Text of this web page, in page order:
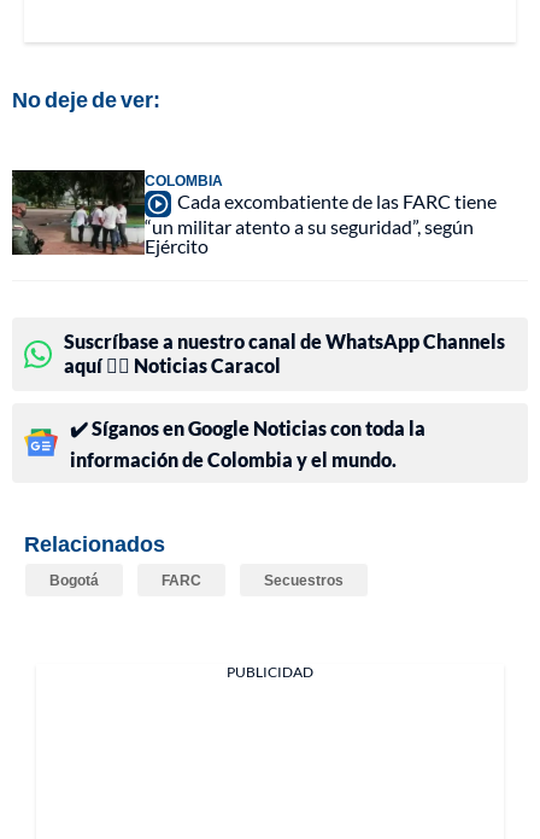
No deje de ver:
COLOMBIA
Cada excombatiente de las FARC tiene
“un militar atento a su seguridad”, según
Ejército
Suscríbase a nuestro canal de WhatsApp Channels
aquí 👉🏻 Noticias Caracol
✔️ Síganos en Google Noticias con toda la
información de Colombia y el mundo.
Relacionados
Bogotá FARC Secuestros
PUBLICIDAD